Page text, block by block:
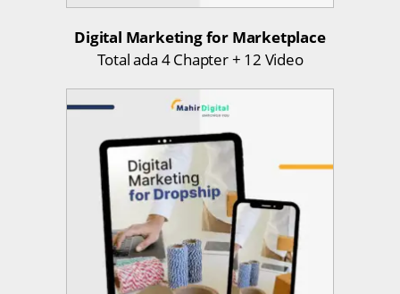
Digital Marketing for Marketplace
Total ada 4 Chapter + 12 Video